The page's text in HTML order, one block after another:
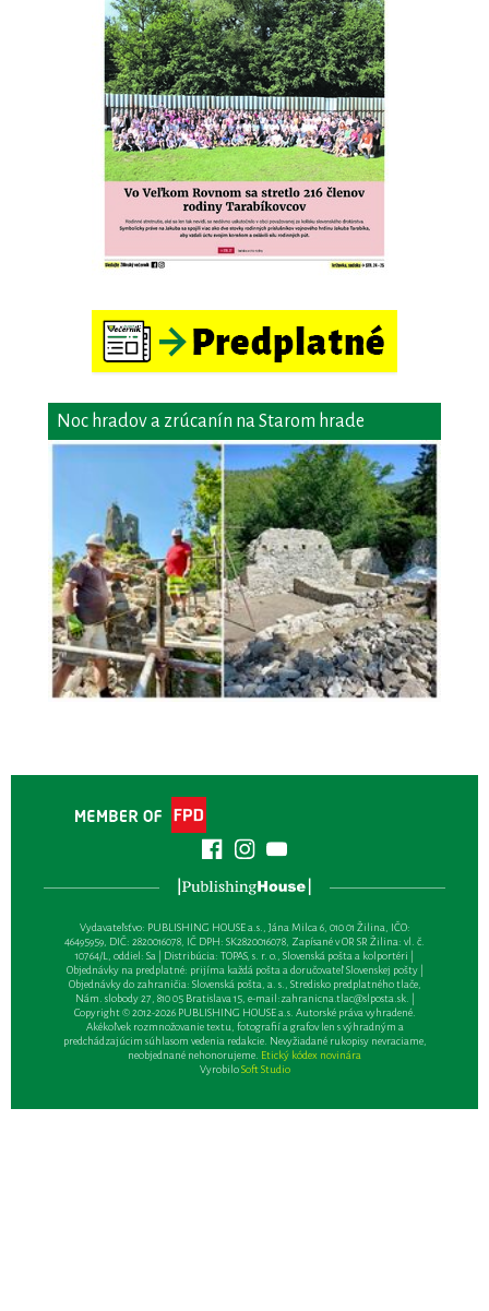
Noc hradov a zrúcanín na Starom hrade
Vydavateľsťvo: PUBLISHING HOUSE a.s., Jána Milca 6, 010 01 Žilina, IČO:
46495959, DIČ: 2820016078, IČ DPH: SK2820016078, Zapísané v OR SR Žilina: vl. č.
10764/L, oddiel: Sa | Distribúcia: TOPAS, s. r. o., Slovenská pošta a kolportéri |
Objednávky na predplatné: prijíma každá pošta a doručovateľ Slovenskej pošty |
Objednávky do zahraničia: Slovenská pošta, a. s., Stredisko predplatného tlače,
Nám. slobody 27, 810 05 Bratislava 15, e-mail:zahranicna.tlac@slposta.sk. |
Copyright © 2012-2026 PUBLISHING HOUSE a.s. Autorské práva vyhradené.
Akékoľvek rozmnožovanie textu, fotografií a grafov len s výhradným a
predchádzajúcim súhlasom vedenia redakcie. Nevyžiadané rukopisy nevraciame,
neobjednané nehonorujeme. Etický kódex novinára
VyrobiloSoft Studio